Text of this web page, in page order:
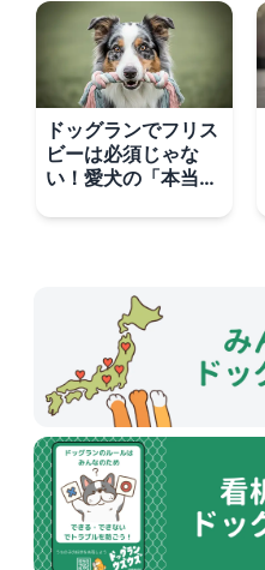
ドッグランでフリス
ビーは必須じゃな
い！愛犬の「本当の
つのヒント